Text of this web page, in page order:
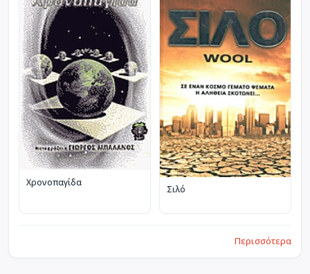
Χρονοπαγίδα
Σιλό
Περισσότερα